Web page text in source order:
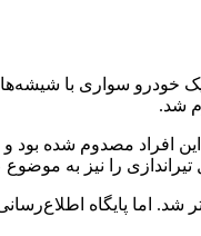
سواری با
جوان بودند مواجه شدند که یکی
را نیز به
اما پایگاه